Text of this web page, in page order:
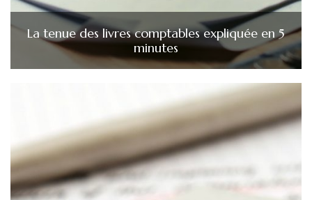
La tenue des livres comptables expliquée en 5
minutes